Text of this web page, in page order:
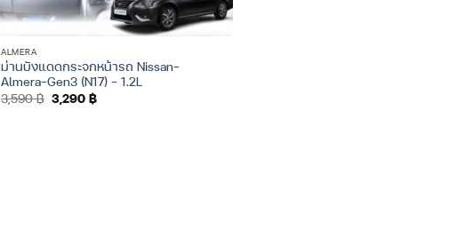
ALMERA
ม่านบังแดดกระจกหน้ารถ Nissan-
Almera-Gen3 (N17) – 1.2L
3,590฿ Original
price
3,290฿Current